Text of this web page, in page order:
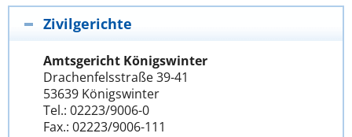
Zivilgerichte
Amtsgericht Königswinter
Drachenfelsstraße 39-41
53639 Königswinter
Tel.: 02223/9006-0
Fax.: 02223/9006-111